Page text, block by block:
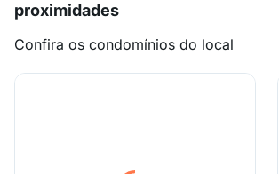
proximidades
Confira os condomínios do local